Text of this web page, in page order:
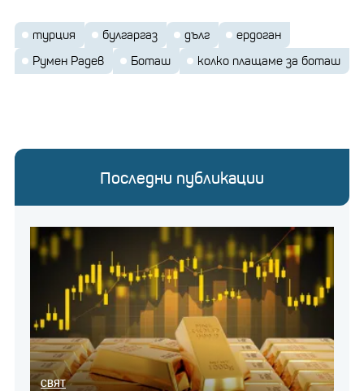
турция булгаргаз дълг
ердоган
Румен Радев
Боташ колко плащаме за боташ
Последни публикации
СВЯТ